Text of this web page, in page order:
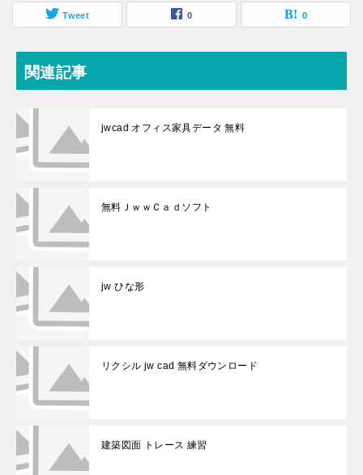
Tweet 0 0
関連記事
jwcad オフィス家具データ 無料
無料ＪｗｗＣａｄソフト
jw ひな形
リクシル jw cad 無料ダウンロード
建築図面 トレース 練習